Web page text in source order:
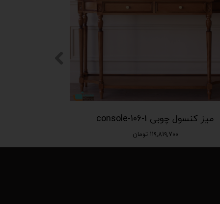
میز کنسول چوبی console-106-1
۱۱۹,۸۱۹,۷۰۰ تومان